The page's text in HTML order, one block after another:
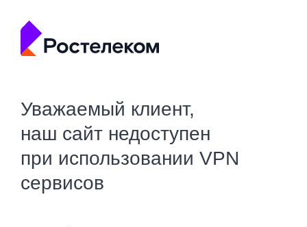
Уважаемый клиент,
наш сайт недоступен
при использовании VPN
сервисов